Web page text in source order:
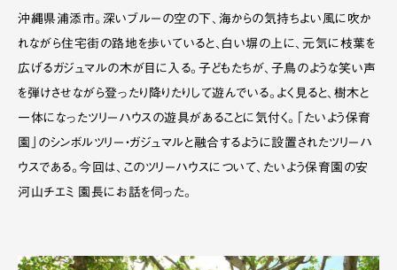
沖縄県浦添市。深いブルーの空の下、海からの気持ちよい風に吹か
れながら住宅街の路地を歩いていると、白い塀の上に、元気に枝葉を
広げるガジュマルの木が目に入る。子どもたちが、子鳥のような笑い声
を弾けさせながら登ったり降りたりして遊んでいる。よく見ると、樹木と
一体になったツリーハウスの遊具があることに気付く。「たいよう保育
園」のシンボルツリー・ガジュマルと融合するように設置されたツリーハ
ウスである。今回は、このツリーハウスについて、たいよう保育園の安
河山チエミ 園長にお話を伺った。